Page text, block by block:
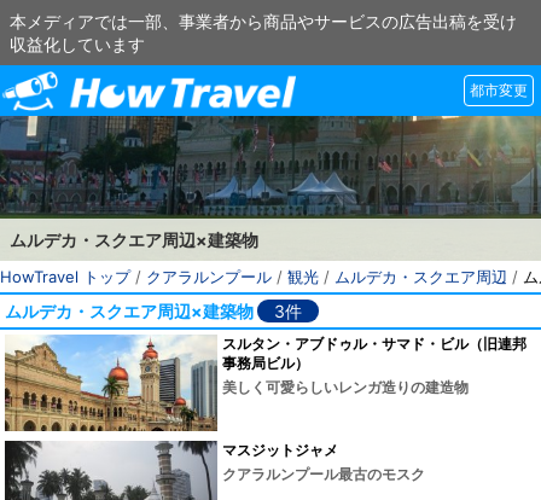
本メディアでは一部、事業者から商品やサービスの広告出稿を受け
収益化しています
都市変更
ムルデカ・スクエア周辺×建築物
HowTravel トップ/ クアラルンプール / 観光 / ムルデカ・スクエア周辺 /
ムルデカ・スクエア周辺×建築物 3件
スルタン・アブドゥル・サマド・ビル（旧連邦
事務局ビル）
美しく可愛らしいレンガ造りの建造物
マスジットジャメ
クアラルンプール最古のモスク